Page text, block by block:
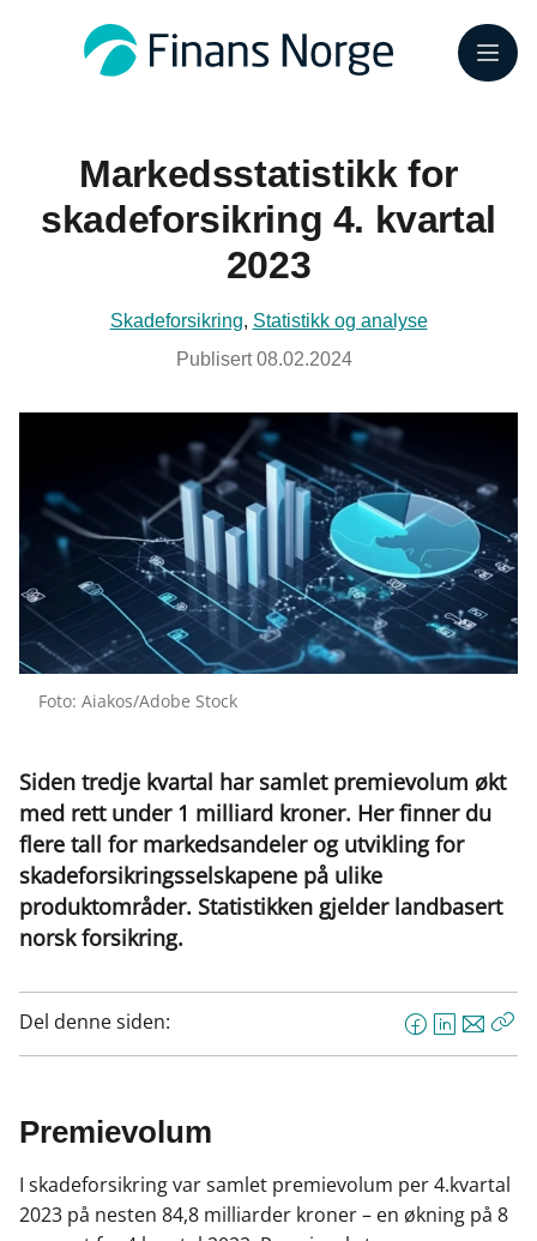
Meny
Markedsstatistikk for
skadeforsikring 4. kvartal
2023
Skadeforsikring, Statistikk og analyse
Publisert08.02.2024
Foto: Aiakos/Adobe Stock
Siden tredje kvartal har samlet premievolum økt
med rett under 1 milliard kroner. Her finner du
flere tall for markedsandeler og utvikling for
skadeforsikringsselskapene på ulike
produktområder. Statistikken gjelder landbasert
norsk forsikring.
Del denne siden:
F
o
o
L
d
I
E
t
Premievolum
I skadeforsikring var samlet premievolum per 4.kvartal
2023 på nesten 84,8 milliarder kroner – en økning på 8